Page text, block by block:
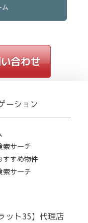
ム
ーション
索サーチ
すすめ物件
索サーチ
ット35】代理店